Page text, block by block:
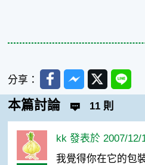
分享： FacebookMessenger
TwitterLine
本篇討論 11 則
kk 發表於 2007/12/
我覺得你在它的包